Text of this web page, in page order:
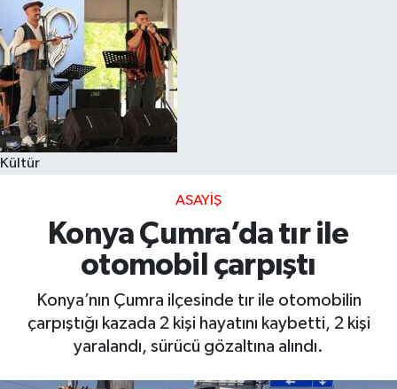
Kültür
ASAYIŞ
Konya Çumra’da tır ile
otomobil çarpıştı
Konya’nın Çumra ilçesinde tır ile otomobilin
çarpıştığı kazada 2 kişi hayatını kaybetti, 2 kişi
yaralandı, sürücü gözaltına alındı.